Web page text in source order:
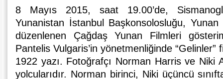
8 Mayıs 2015, saat 19.00’de,
Yunanistan İstanbul Başkonsolosluğu,
düzenlenen Çağdaş Yunan Filmleri
Pantelis Vulgaris’in yönetmenliğinde “Gelinler”
1922 yazı. Fotoğrafçı Norman Harris ve Niki
yolcularıdır. Norman birinci, Niki üçüncü